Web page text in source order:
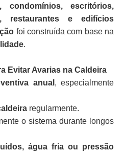
condomínios, escritórios,
restaurantes e edifícios
foi construída com base na
.
Evitar Avarias na Caldeira
anual , especialmente
regularmente.
o sistema durante longos
água fria ou pressão